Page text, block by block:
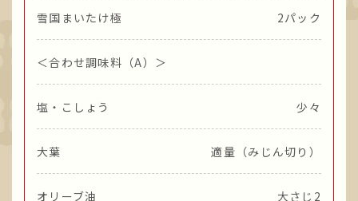
雪国まいたけ極 2パック
＜合わせ調味料（A）＞
塩・こしょう 少々
大葉 適量（みじん切り）
オリーブ油 大さじ2